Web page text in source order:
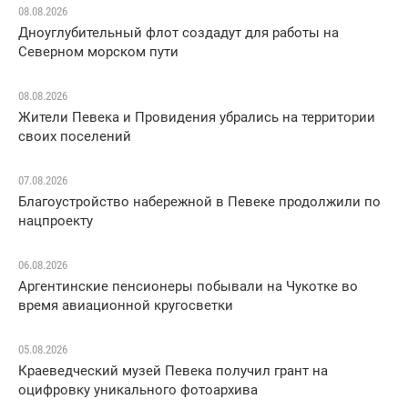
08.08.2026
Дноуглубительный флот создадут для работы на
Северном морском пути
08.08.2026
Жители Певека и Провидения убрались на территории
своих поселений
07.08.2026
Благоустройство набережной в Певеке продолжили по
нацпроекту
06.08.2026
Аргентинские пенсионеры побывали на Чукотке во
время авиационной кругосветки
05.08.2026
Краеведческий музей Певека получил грант на
оцифровку уникального фотоархива